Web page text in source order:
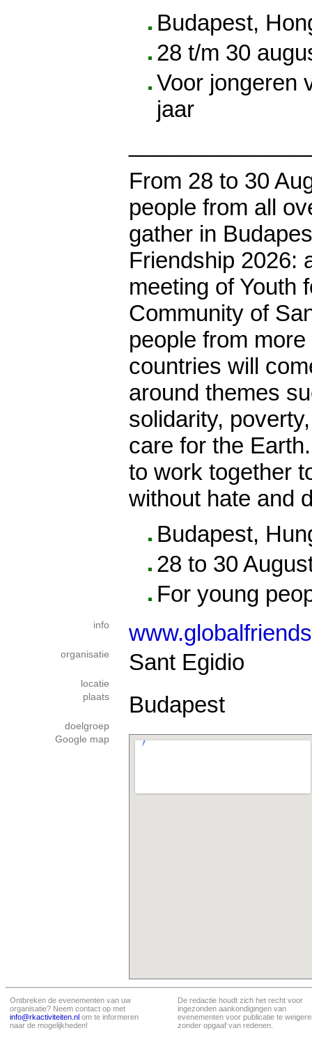
Budapest,
28 t/m 30
Voor jongeren
jaar
From 28 to 30
people from all
gather in
Friendship 2026:
meeting of Youth
Community of
people from
countries will
around themes
solidarity,
care for the
to work together
without hate and
Budapest,
28 to 30
For young
info
organisatie Sant Egidio
locatie
plaats
Budapest
doelgroep
Google map
Ontbreken de evenementen van uw
organisatie? Neem contact op met
info@rkactiviteiten.nl om te informeren
naar de mogelijkheden!
De redactie houdt zich het recht voor
ingezonden aankondigingen van
evenementen voor publicatie te
zonder opgaaf van redenen.